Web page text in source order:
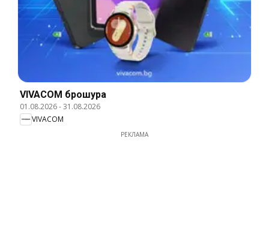
VIVACOM брошура
01.08.2026-31.08.2026
VIVACOM
РЕКЛАМА